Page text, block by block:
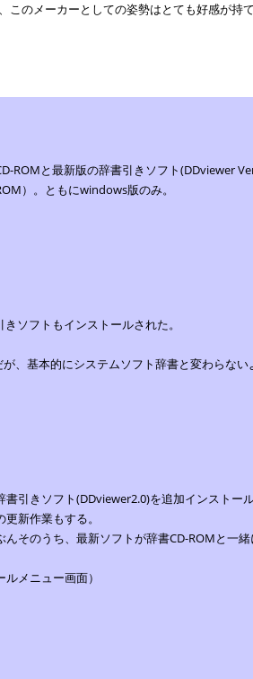
のメーカーとしての姿勢はとても好感が持
ROMと最新版の辞書引きソフト(DDviewer
）。ともにwindows版のみ。
ソフトもインストールされた。
、基本的にシステムソフト辞書と変わらない
引きソフト(DDviewer2.0)を追加インストール
新作業もする。
そのうち、最新ソフトが辞書CD-ROMと一
メニュー画面）